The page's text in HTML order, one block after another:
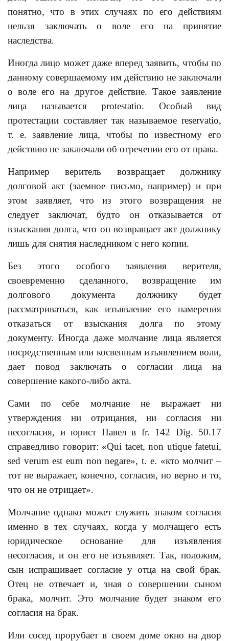
понятно, что в этих случаях по его действиям
нельзя заключать о воле его на принятие
наследства.
Иногда лицо может даже вперед заявить, чтобы по
данному совершаемому им действию не заключали
о воле его на другое действие. Такое заявление
лица называется protestatio. Особый вид
протестации составляет так называемое reservatio,
т. е. заявление лица, чтобы по известному его
действию не заключали об отречении его от права.
Например веритель возвращает должнику
долговой акт (заемное письмо, например) и при
этом заявляет, что из этого возвращения не
следует заключат, будто он отказывается от
взыскания долга, что он возвращает акт должнику
лишь для снятия наследником с него копии.
Без этого особого заявления верителя,
своевременно сделанного, возвращение им
долгового документа должнику будет
рассматриваться, как изъявление его намерения
отказаться от взыскания долга по этому
документу. Иногда даже молчание лица является
посредственным или косвенным изъявлением воли,
дает повод заключать о согласии лица на
совершение какого-либо акта.
Сами по себе молчание не выражает ни
утверждения ни отрицания, ни согласия ни
несогласия, и юрист Павел в fr. 142 Dig. 50.17
справедливо говорит: «Qui tacet, non utique fatetui,
sed verum est eum non negare», t. e. «кто молчит –
тот не выражает, конечно, согласия, но верно и то,
что он не отрицает».
Молчание однако может служить знаком согласия
именно в тех случаях, когда y молчащего есть
юридическое основание для изъявления
несогласия, и он его не изъявляет. Так, положим,
сын испрашивает согласие y отца на свой брак.
Отец не отвечает и, зная о совершении сыном
брака, молчит. Это молчание будет знаком его
согласия на брак.
Или сосед прорубает в своем доме окно на двор